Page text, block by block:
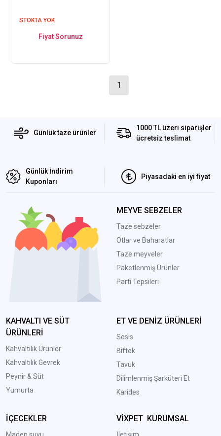
STOKTA YOK
Fiyat Sorunuz
1
Günlük taze ürünler
1000 TL üzeri siparişler
ücretsiz teslimat
Günlük İndirim
Kuponları
Piyasadaki en iyi fiyat
MEYVE SEBZELER
Taze sebzeler
Otlar ve Baharatlar
Taze meyveler
Paketlenmiş Ürünler
Parti Tepsileri
KAHVALTI VE SÜT
ÜRÜNLERİ
Kahvaltılık Ürünler
Kahvaltılık Gevrek
Peynir & Süt
Yumurta
ET VE DENİZ ÜRÜNLERİ
Sosis
Biftek
Tavuk
Dilimlenmiş Şarküteri Et
Karides
İÇECEKLER VİXPET KURUMSAL